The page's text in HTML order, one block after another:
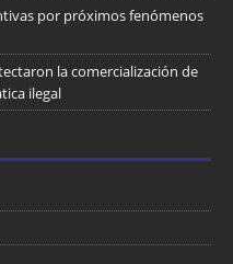
por próximos fenómenos
la comercialización de
ilegal